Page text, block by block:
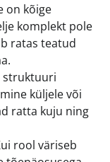
on kõige
komplekt pole
ratas teatud
struktuuri
küljele või
ratta kuju ning
rool väriseb